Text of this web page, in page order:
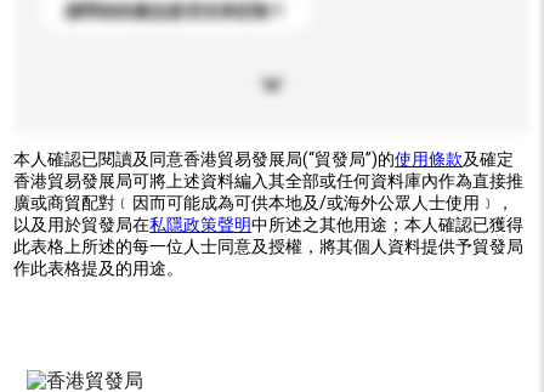
請問你的產品是否支持定制？
本人確認已閱讀及同意香港貿易發展局(“貿發局”)的使用條款及確定
香港貿易發展局可將上述資料編入其全部或任何資料庫內作為直接推
廣或商貿配對﹝因而可能成為可供本地及/或海外公眾人士使用﹞，
以及用於貿發局在私隱政策聲明中所述之其他用途；本人確認已獲得
此表格上所述的每一位人士同意及授權，將其個人資料提供予貿發局
作此表格提及的用途。